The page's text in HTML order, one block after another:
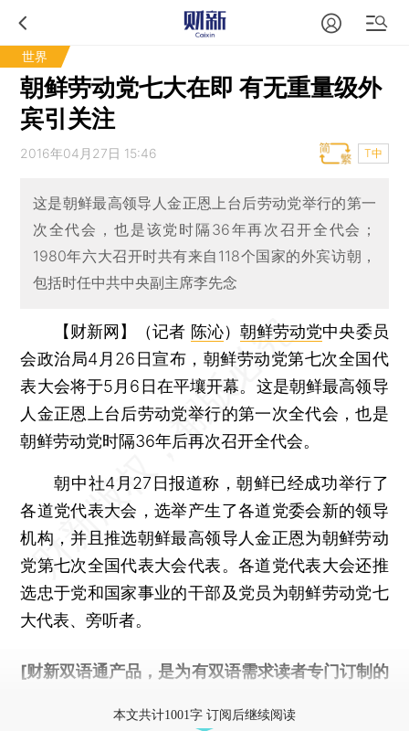
世界
朝鲜劳动党七大在即 有无重量级外
宾引关注
2016年04月27日 15:46 T中
这是朝鲜最高领导人金正恩上台后劳动党举行的第一
次全代会，也是该党时隔36年再次召开全代会；
1980年六大召开时共有来自118个国家的外宾访朝，
包括时任中共中央副主席李先念
【财新网】（记者 陈沁） 朝鲜劳动党中央委员
会政治局4月26日宣布，朝鲜劳动党第七次全国代
表大会将于5月6日在平壤开幕。这是朝鲜最高领导
人金正恩上台后劳动党举行的第一次全代会，也是
朝鲜劳动党时隔36年后再次召开全代会。
朝中社4月27日报道称，朝鲜已经成功举行了
各道党代表大会，选举产生了各道党委会新的领导
机构，并且推选朝鲜最高领导人金正恩为朝鲜劳动
党第七次全国代表大会代表。各道党代表大会还推
选忠于党和国家事业的干部及党员为朝鲜劳动党七
大代表、旁听者。
[财新双语通产品，是为有双语需求读者专门订制的
本文共计1001字 订阅后继续阅读